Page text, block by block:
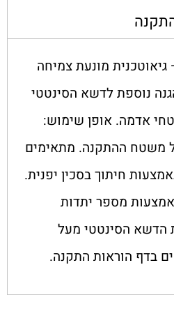
מונעת צמיחה
נוספת לדשא הסינטטי
אדמה. אופן שימוש:
משטח ההתקנה. מתאימים
חיתוך בסכין יפנית.
מספר יתדות
הדשא הסינטטי מעל
בדף הוראות התקנה.